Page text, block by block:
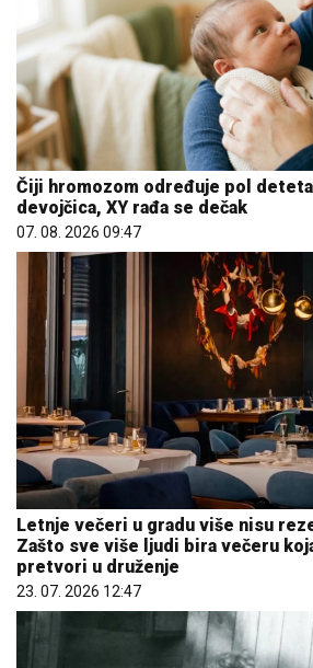
Čiji hromozom određuje pol
devojčica, XY rađa se dečak
07. 08. 2026 09:47
Letnje večeri u gradu više nisu
Zašto sve više ljudi bira večeru
pretvori u druženje
23. 07. 2026 12:47